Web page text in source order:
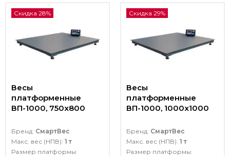
Скидка 28%
Весы
платформенные
ВП-1000, 750x800
Бренд: СмартВес
Макс. вес (НПВ): 1 т
Размер платформы:
Скидка 29%
Весы
платформенные
ВП-1000, 1000x1000
Бренд: СмартВес
Макс. вес (НПВ): 1 т
Размер платформы: